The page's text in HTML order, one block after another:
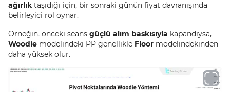
ağırlık taşıdığı için, bir sonraki günün fiyat davranışında
belirleyici rol oynar.
Örneğin, önceki seans güçlü alım baskısıyla kapandıysa,
Woodie modelindeki PP genellikle Floor modelindekinden
daha yüksek olur.